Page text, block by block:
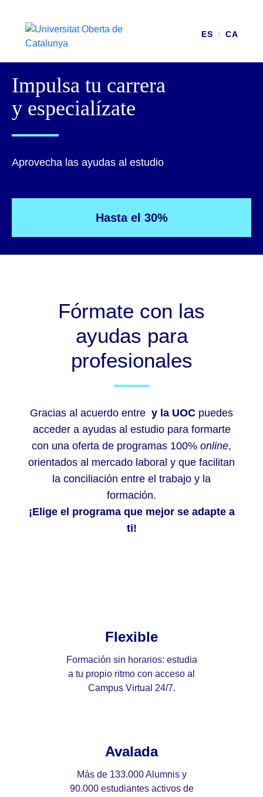
ES / CA
Impulsa tu carrera
y especialízate
Aprovecha las ayudas al estudio
Hasta el 30%
Fórmate con las
ayudas para
profesionales
Gracias al acuerdo entre y la UOC puedes
acceder a ayudas al estudio para formarte
con una oferta de programas 100% online,
orientados al mercado laboral y que facilitan
la conciliación entre el trabajo y la
formación.
¡Elige el programa que mejor se adapte a
ti!
Flexible
Formación sin horarios: estudia
a tu propio ritmo con acceso al
Campus Virtual 24/7.
Avalada
Más de 133.000 Alumnis y
90.000 estudiantes activos de